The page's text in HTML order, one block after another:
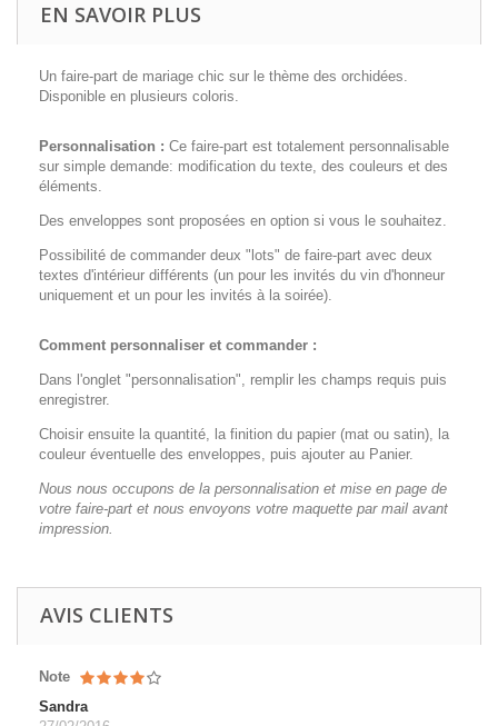
EN SAVOIR PLUS
Un faire-part de mariage chic sur le thème des orchidées.
Disponible en plusieurs coloris.
Personnalisation : Ce faire-part est totalement personnalisable
sur simple demande: modification du texte, des couleurs et des
éléments.
Des enveloppes sont proposées en option si vous le souhaitez.
Possibilité de commander deux "lots" de faire-part avec deux
textes d'intérieur différents (un pour les invités du vin d'honneur
uniquement et un pour les invités à la soirée).
Comment personnaliser et commander :
Dans l'onglet "personnalisation", remplir les champs requis puis
enregistrer.
Choisir ensuite la quantité, la finition du papier (mat ou satin), la
couleur éventuelle des enveloppes, puis ajouter au Panier.
Nous nous occupons de la personnalisation et mise en page de
votre faire-part et nous envoyons votre maquette par mail avant
impression.
AVIS CLIENTS
Note
Sandra